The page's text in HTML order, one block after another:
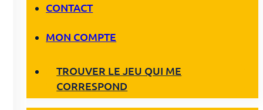
CONTACT
MON COMPTE
TROUVER LE JEU QUI ME
CORRESPOND